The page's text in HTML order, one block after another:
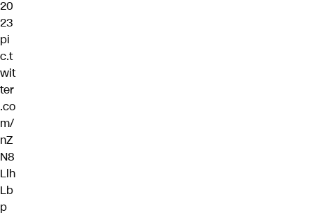
20
23
pi
c.t
wit
ter
.co
m/
nZ
N8
Llh
Lb
p